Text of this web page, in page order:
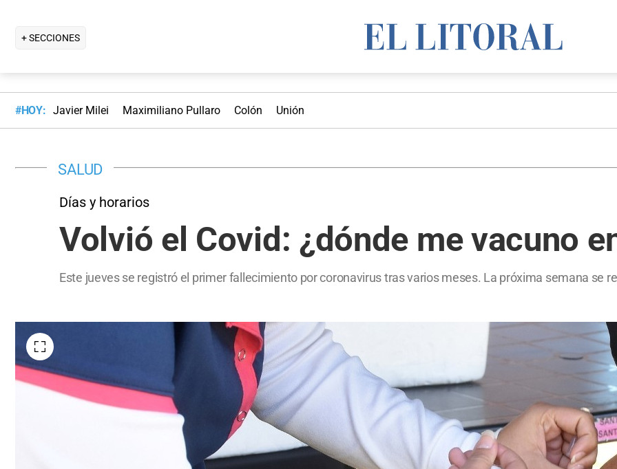
+ SECCIONES
#HOY: Javier Milei Maximiliano Pullaro Colón Unión
SALUD
Días y horarios
Volvió el Covid: ¿dónde me vacuno
Este jueves se registró el primer fallecimiento por coronavirus tras varios meses. La próxima semana se